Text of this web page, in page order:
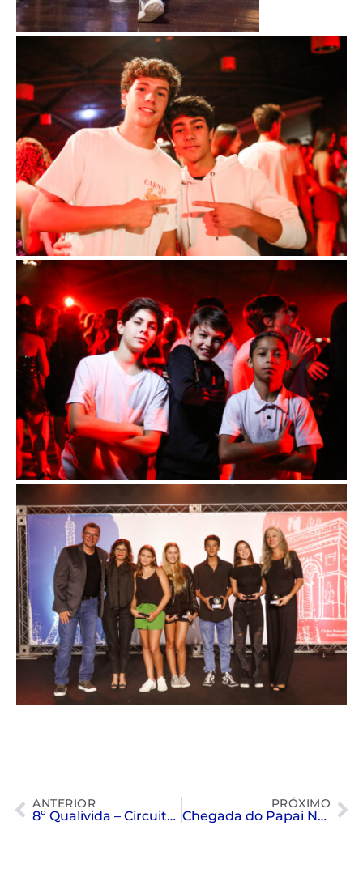
ANTERIOR
8º Qualivida – Circuito Interno de Saúde
PRÓXIMO
Chegada do Papai Noel